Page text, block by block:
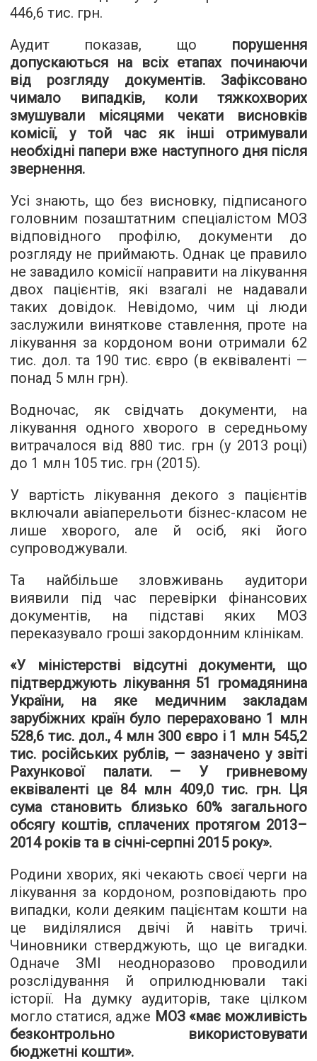
446,6 тис. грн.
Аудит показав, що порушення
допускаються на всіх етапах починаючи
від розгляду документів. Зафіксовано
чимало випадків, коли тяжкохворих
змушували місяцями чекати висновків
комісії, у той час як інші отримували
необхідні папери вже наступного дня після
звернення.
Усі знають, що без висновку, підписаного
головним позаштатним спеціалістом МОЗ
відповідного профілю, документи до
розгляду не приймають. Однак це правило
не завадило комісії направити на лікування
двох пацієнтів, які взагалі не надавали
таких довідок. Невідомо, чим ці люди
заслужили виняткове ставлення, проте на
лікування за кордоном вони отримали 62
тис. дол. та 190 тис. євро (в еквіваленті —
понад 5 млн грн).
Водночас, як свідчать документи, на
лікування одного хворого в середньому
витрачалося від 880 тис. грн (у 2013 році)
до 1 млн 105 тис. грн (2015).
У вартість лікування декого з пацієнтів
включали авіаперельоти бізнес-класом не
лише хворого, але й осіб, які його
супроводжували.
Та найбільше зловживань аудитори
виявили під час перевірки фінансових
документів, на підставі яких МОЗ
переказувало гроші закордонним клінікам.
«У міністерстві відсутні документи, що
підтверджують лікування 51 громадянина
України, на яке медичним закладам
зарубіжних країн було перераховано 1 млн
528,6 тис. дол., 4 млн 300 євро і 1 млн 545,2
тис. російських рублів, — зазначено у звіті
Рахункової палати. — У гривневому
еквіваленті це 84 млн 409,0 тис. грн. Ця
сума становить близько 60% загального
обсягу коштів, сплачених протягом 2013–
2014 років та в січні-серпні 2015 року».
Родини хворих, які чекають своєї черги на
лікування за кордоном, розповідають про
випадки, коли деяким пацієнтам кошти на
це виділялися двічі й навіть тричі.
Чиновники стверджують, що це вигадки.
Одначе ЗМІ неодноразово проводили
розслідування й оприлюднювали такі
історії. На думку аудиторів, таке цілком
могло статися, адже МОЗ «має можливість
безконтрольно використовувати
бюджетні кошти».